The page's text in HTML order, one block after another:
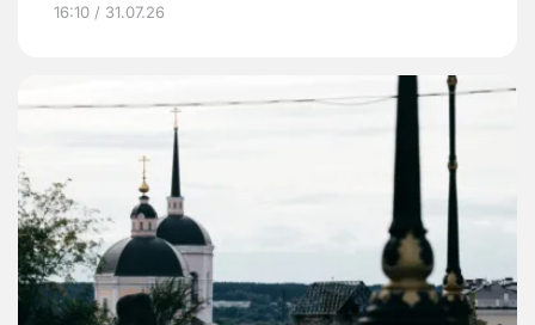
16:10 / 31.07.26